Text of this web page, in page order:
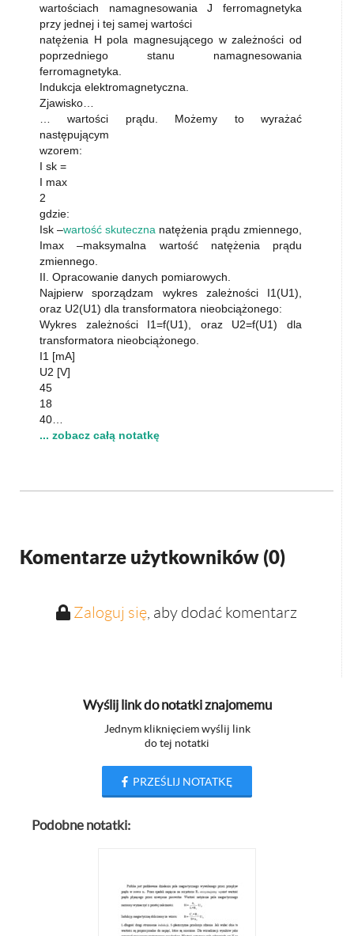
wartościach namagnesowania J ferromagnetyka
przy jednej i tej samej wartości
natężenia H pola magnesującego w zależności od
poprzedniego stanu namagnesowania
ferromagnetyka.
Indukcja elektromagnetyczna.
Zjawisko…
… wartości prądu. Możemy to wyrażać
następującym
wzorem:
I sk =
I max
2
gdzie:
Isk –wartość skuteczna natężenia prądu zmiennego,
Imax –maksymalna wartość natężenia prądu
zmiennego.
II. Opracowanie danych pomiarowych.
Najpierw sporządzam wykres zależności I1(U1),
oraz U2(U1) dla transformatora nieobciążonego:
Wykres zależności I1=f(U1), oraz U2=f(U1) dla
transformatora nieobciążonego.
I1 [mA]
U2 [V]
45
18
40…
... zobacz całą notatkę
Komentarze użytkowników (0)
Zaloguj się, aby dodać komentarz
Wyślij link do notatki znajomemu
Jednym kliknięciem wyślij link
do tej notatki
PRZEŚLIJ NOTATKĘ
Podobne notatki: